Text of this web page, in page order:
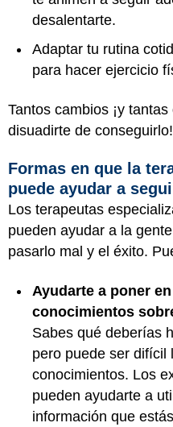
desalentarte.
Adaptar tu rutina
para hacer ejercicio
Tantos cambios ¡y
disuadirte de conseguirlo!
Formas en que la
puede ayudar a
Los terapeutas
pueden ayudar a la
pasarlo mal y el éxito.
Ayudarte a poner
conocimientos
Sabes qué deberías
pero puede ser difícil
conocimientos. Los
pueden ayudarte a
información que